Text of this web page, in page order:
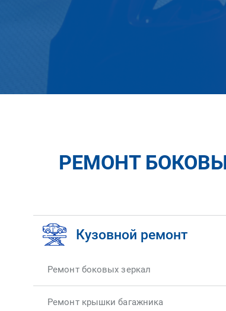
РЕМОНТ
Кузовной ремонт
Ремонт боковых зеркал
Ремонт крышки багажника